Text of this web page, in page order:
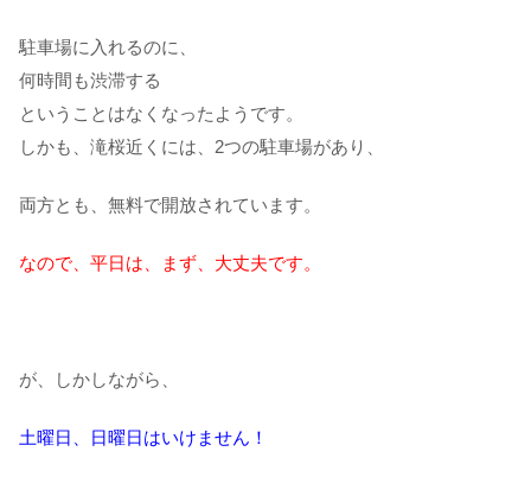
駐車場に入れるのに、
何時間も渋滞する
ということはなくなったようです。
しかも、滝桜近くには、2つの駐車場があり、
両方とも、無料で開放されています。
なので、平日は、まず、大丈夫です。
が、しかしながら、
土曜日、日曜日はいけません！